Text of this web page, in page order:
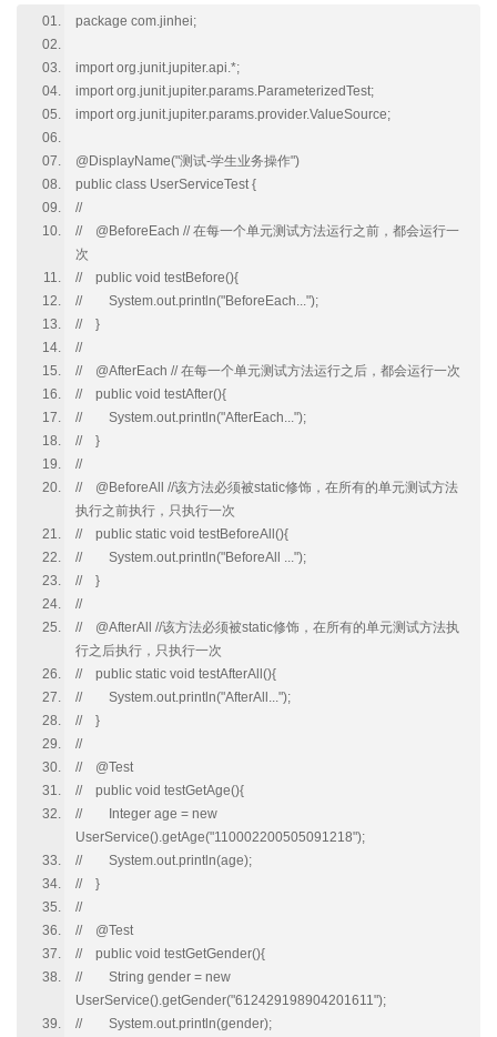
package com.jinhei;
import org.junit.jupiter.api.*;
import org.junit.jupiter.params.ParameterizedTest;
import org.junit.jupiter.params.provider.ValueSource;
@DisplayName("测试-学生业务操作")
public class UserServiceTest {
//
// @BeforeEach // 在每一个单元测试方法运行之前，都会运行一
次
// public void testBefore(){
// System.out.println("BeforeEach...");
// }
//
// @AfterEach // 在每一个单元测试方法运行之后，都会运行一次
// public void testAfter(){
// System.out.println("AfterEach...");
// }
//
// @BeforeAll //该方法必须被static修饰，在所有的单元测试方法
执行之前执行，只执行一次
// public static void testBeforeAll(){
// System.out.println("BeforeAll ...");
// }
//
// @AfterAll //该方法必须被static修饰，在所有的单元测试方法执
行之后执行，只执行一次
// public static void testAfterAll(){
// System.out.println("AfterAll...");
// }
//
// @Test
// public void testGetAge(){
// Integer age = new
UserService().getAge("110002200505091218");
// System.out.println(age);
// }
//
// @Test
// public void testGetGender(){
// String gender = new
UserService().getGender("612429198904201611");
// System.out.println(gender);